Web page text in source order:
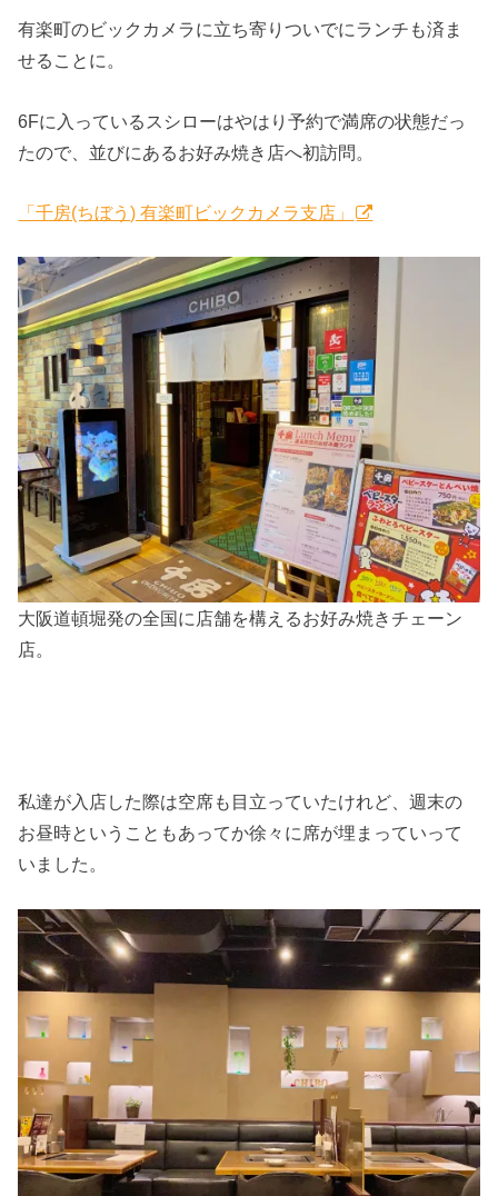
有楽町のビックカメラに立ち寄りついでにランチも済ま
せることに。
6Fに入っているスシローはやはり予約で満席の状態だっ
たので、並びにあるお好み焼き店へ初訪問。
「千房(ちぼう) 有楽町ビックカメラ支店」
大阪道頓堀発の全国に店舗を構えるお好み焼きチェーン
店。
私達が入店した際は空席も目立っていたけれど、週末の
お昼時ということもあってか徐々に席が埋まっていって
いました。